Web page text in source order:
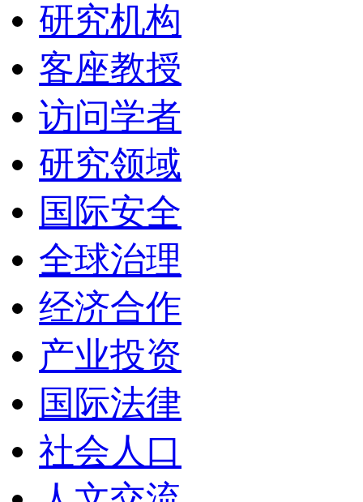
研究机构
客座教授
访问学者
研究领域
国际安全
全球治理
经济合作
产业投资
国际法律
社会人口